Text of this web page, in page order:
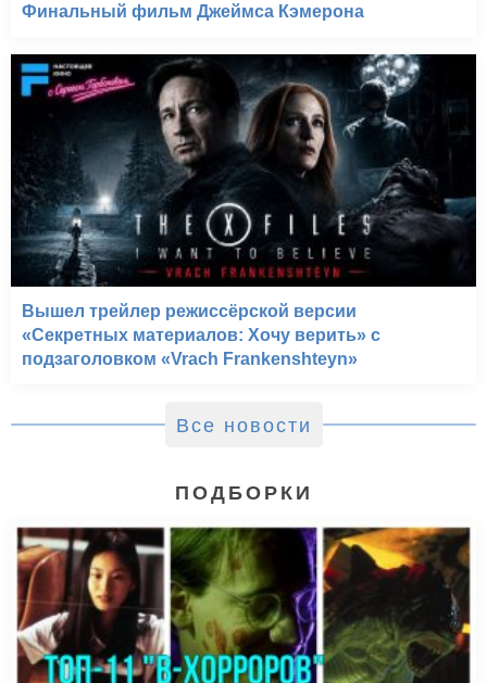
Финальный фильм Джеймса Кэмерона
Вышел трейлер режиссёрской версии
«Секретных материалов: Хочу верить» с
подзаголовком «Vrach Frankenshteyn»
Все новости
ПОДБОРКИ